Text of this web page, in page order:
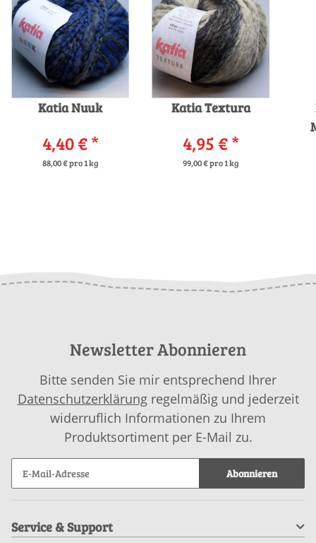
Katia Nuuk
4,40 €*
88,00 € pro 1 kg
Katia Textura
4,95 €*
99,00 € pro 1 kg
Newsletter Abonnieren
Bitte senden Sie mir entsprechend Ihrer
Datenschutzerklärungregelmäßig und jederzeit
widerruflich Informationen zu Ihrem
Produktsortiment per E-Mail zu.
Abonnieren
Service & Support